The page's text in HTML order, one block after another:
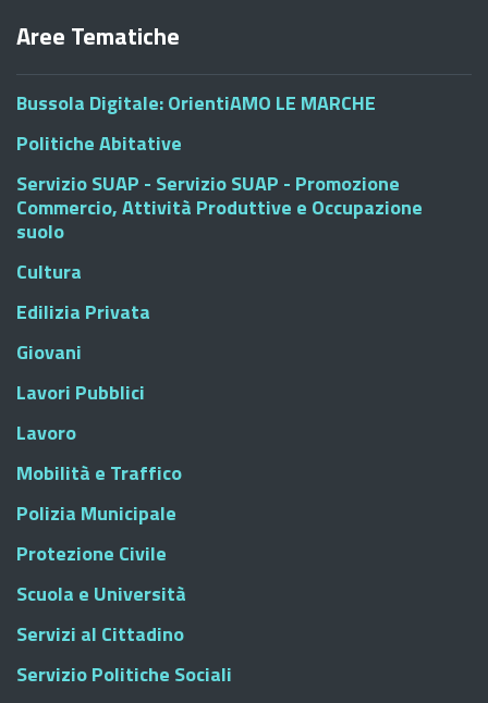
Aree Tematiche
Bussola Digitale: OrientiAMO LE MARCHE
Politiche Abitative
Servizio SUAP - Servizio SUAP - Promozione
Commercio, Attività Produttive e Occupazione
suolo
Cultura
Edilizia Privata
Giovani
Lavori Pubblici
Lavoro
Mobilità e Traffico
Polizia Municipale
Protezione Civile
Scuola e Università
Servizi al Cittadino
Servizio Politiche Sociali